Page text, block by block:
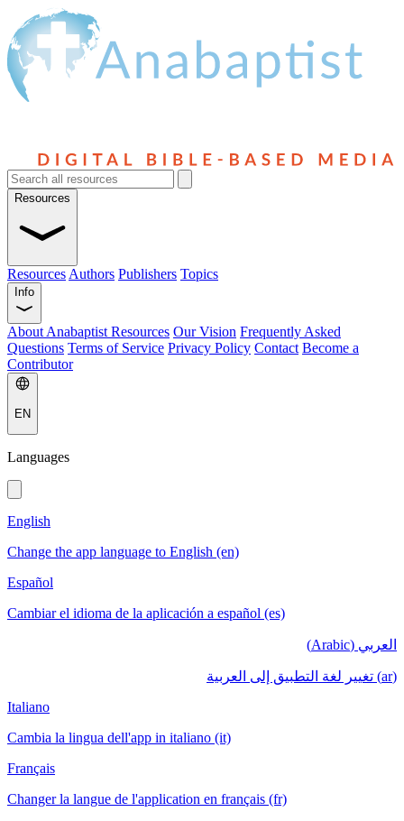
Resources
Resources Authors Publishers Topics
Info
About Anabaptist Resources Our Vision Frequently Asked
Questions Terms of Service Privacy Policy Contact Become a
Contributor
EN
Languages
English
Change the app language to English (en)
Español
Cambiar el idioma de la aplicación a español (es)
العربي (Arabic)
(ar) تغيير لغة التطبيق إلى العربية
Italiano
Cambia la lingua dell'app in italiano (it)
Français
Changer la langue de l'application en français (fr)